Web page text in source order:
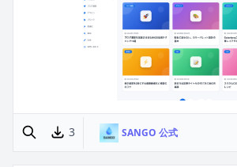
3 SANGO 公式